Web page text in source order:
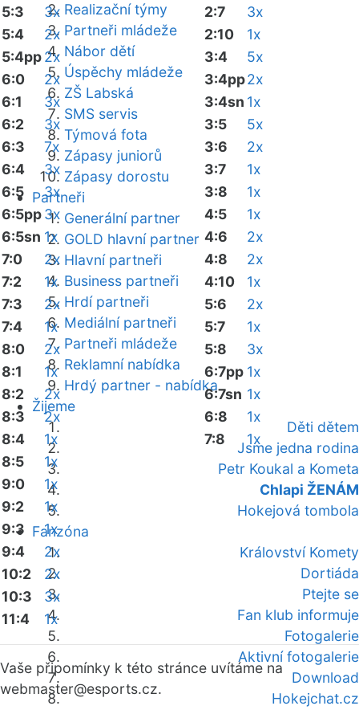
Realizační týmy
Partneři mládeže
Nábor dětí
Úspěchy mládeže
ZŠ Labská
SMS servis
Týmová fota
Zápasy juniorů
Zápasy dorostu
Partneři
Generální partner
GOLD hlavní partner
Hlavní partneři
Business partneři
Hrdí partneři
Mediální partneři
Partneři mládeže
Reklamní nabídka
Hrdý partner - nabídka
Žijeme
Děti dětem
Jsme jedna rodina
Petr Koukal a Kometa
Chlapi ŽENÁM
Hokejová tombola
Fanzóna
Království Komety
Dortiáda
Ptejte se
Fan klub informuje
Fotogalerie
Aktivní fotogalerie
Download
Hokejchat.cz
5:3
3x
5:4
2x
5:4pp2x
6:0
2x
6:1
3x
6:2
3x
6:3
7x
6:4
3x
6:5
3x
6:5pp3x
6:5sn 1x
7:0
2x
7:2
1x
7:3
2x
7:4
1x
8:0
2x
8:1
1x
8:2
2x
8:3
2x
8:4
1x
8:5
1x
9:0
1x
9:2
1x
9:3
1x
9:4
2x
10:2
2x
10:3
3x
11:4
1x
2:7
3x
2:10
1x
3:4
5x
3:4pp2x
3:4sn 1x
3:5
5x
3:6
2x
3:7
1x
3:8
1x
4:5
1x
4:6
2x
4:8
2x
4:10
1x
5:6
2x
5:7
1x
5:8
3x
6:7pp 1x
6:7sn 1x
6:8
1x
7:8
1x
Vaše připomínky k této stránce uvítáme na
webmaster@esports.cz.